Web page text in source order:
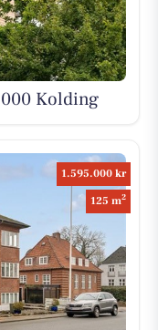
Kolding
1.595.000 kr
125 m2